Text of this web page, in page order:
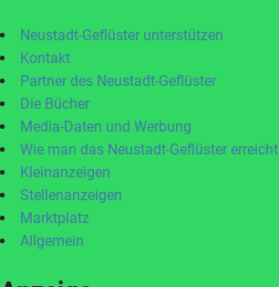
Neustadt-Geflüster unterstützen
Kontakt
Partner des Neustadt-Geflüster
Die Bücher
Media-Daten und Werbung
Wie man das Neustadt-Geflüster erreicht
Kleinanzeigen
Stellenanzeigen
Marktplatz
Allgemein